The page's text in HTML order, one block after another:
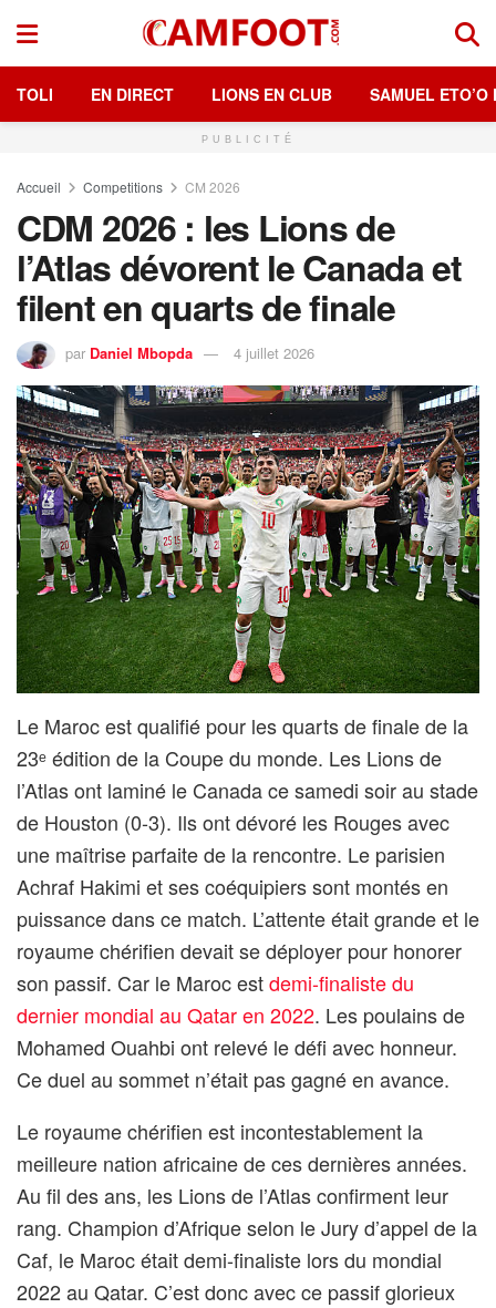
TOLI EN DIRECT LIONS EN CLUB SAMUEL ETO’O
PUBLICITÉ
Accueil Competitions CM 2026
CDM 2026 : les Lions de
l’Atlas dévorent le Canada et
filent en quarts de finale
par Daniel Mbopda 4 juillet 2026
Le Maroc est qualifié pour les quarts de finale de la
23ᵉ édition de la Coupe du monde. Les Lions de
l’Atlas ont laminé le Canada ce samedi soir au stade
de Houston (0-3). Ils ont dévoré les Rouges avec
une maîtrise parfaite de la rencontre. Le parisien
Achraf Hakimi et ses coéquipiers sont montés en
puissance dans ce match. L’attente était grande et le
royaume chérifien devait se déployer pour honorer
son passif. Car le Maroc estdemi-finaliste du
dernier mondial au Qatar en 2022. Les poulains de
Mohamed Ouahbi ont relevé le défi avec honneur.
Ce duel au sommet n’était pas gagné en avance.
Le royaume chérifien est incontestablement la
meilleure nation africaine de ces dernières années.
Au fil des ans, les Lions de l’Atlas confirment leur
rang. Champion d’Afrique selon le Jury d’appel de la
Caf, le Maroc était demi-finaliste lors du mondial
2022 au Qatar. C’est donc avec ce passif glorieux